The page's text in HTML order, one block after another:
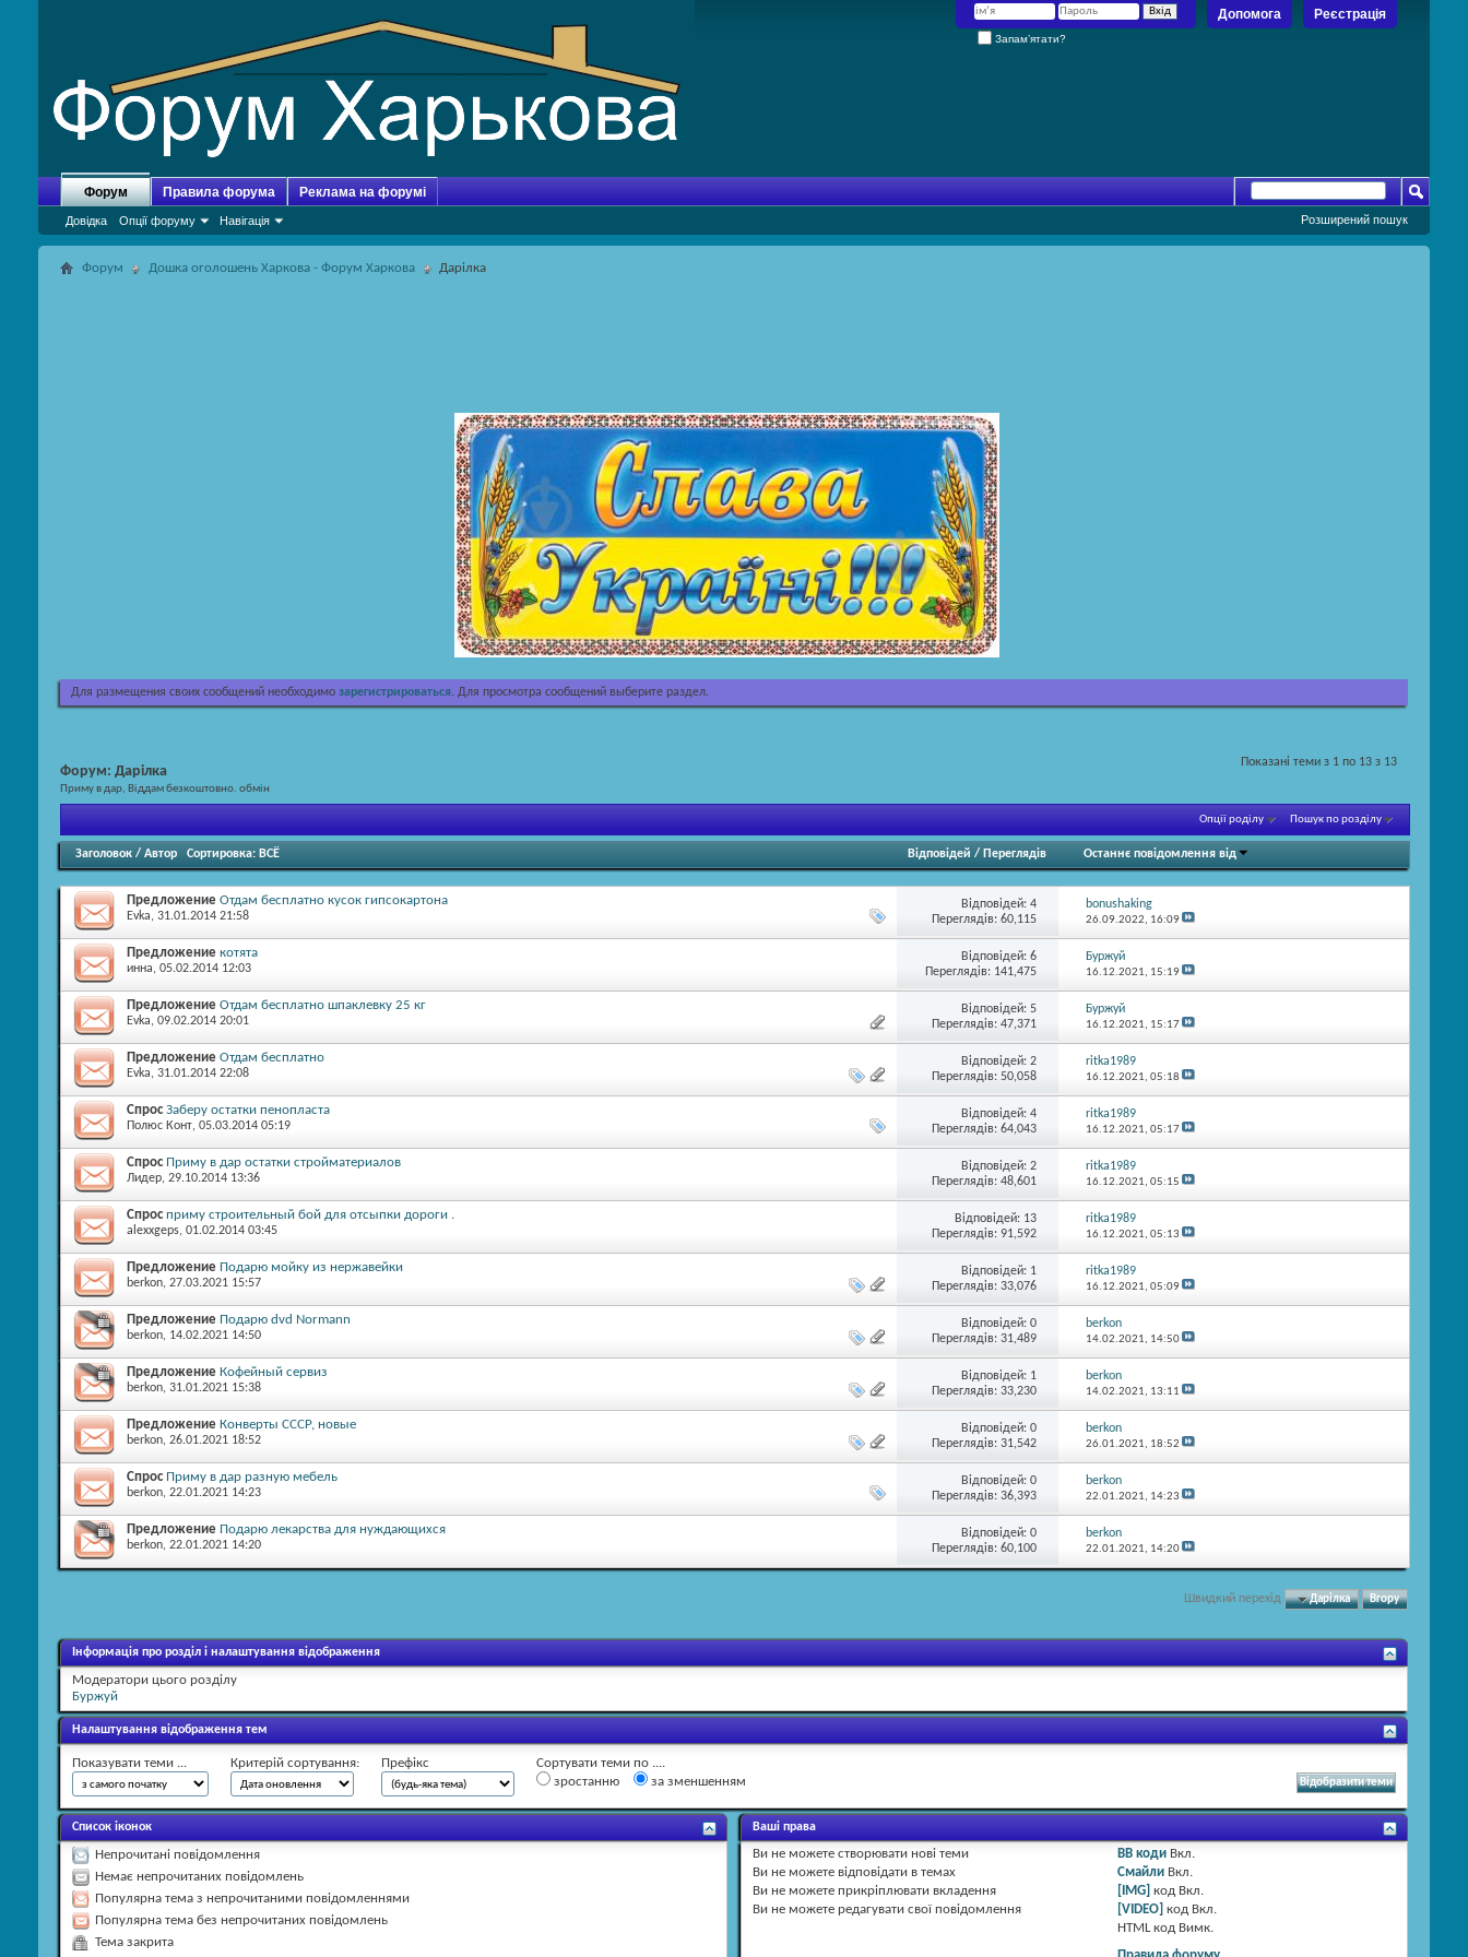
Реєстрація
Допомога
Запам’ятати?
Форум
Довідка Опції форуму Навігація
Правила форума Реклама на форумі
Розширений пошук
Форум Дошка оголошень Харкова - Форум Харкова Дарілка
Для размещения своих сообщений необходимо зарегистрироваться. Для просмотра сообщений выберите раздел.
Показані теми з 1 по 13 з 13
Форум: Дарілка
Приму в дар, Віддам безкоштовно. обмін
Опції роділу Пошук по розділу
Заголовок / Автор Сортировка: ВСЁ Відповідей / Переглядів Останнє повідомлення від
Предложение Отдам бесплатно кусок гипсокартона
Evka, 31.01.2014 21:58
Відповідей:4
Переглядів: 60,115
bonushaking
26.09.2022, 16:09
Предложение котята
инна, 05.02.2014 12:03
Відповідей:6
Переглядів: 141,475
Буржуй
16.12.2021, 15:19
Предложение Отдам бесплатно шпаклевку 25 кг
Evka, 09.02.2014 20:01
Відповідей:5
Переглядів: 47,371
Буржуй
16.12.2021, 15:17
Предложение Отдам бесплатно
Evka, 31.01.2014 22:08
Відповідей:2
Переглядів: 50,058
ritka1989
16.12.2021, 05:18
Спрос Заберу остатки пенопласта
Полюс Конт, 05.03.2014 05:19
Відповідей:4
Переглядів: 64,043
ritka1989
16.12.2021, 05:17
Спрос Приму в дар остатки стройматериалов
Лидер, 29.10.2014 13:36
Відповідей:2
Переглядів: 48,601
ritka1989
16.12.2021, 05:15
Спрос приму строительный бой для отсыпки дороги .
alexxgeps, 01.02.2014 03:45
Відповідей: 13
Переглядів: 91,592
ritka1989
16.12.2021, 05:13
Предложение Подарю мойку из нержавейки
berkon, 27.03.2021 15:57
Відповідей: 1
Переглядів: 33,076
ritka1989
16.12.2021, 05:09
Предложение Подарю dvd Normann
berkon, 14.02.2021 14:50
Відповідей:0
Переглядів: 31,489
berkon
14.02.2021, 14:50
Предложение Кофейный сервиз
berkon, 31.01.2021 15:38
Відповідей: 1
Переглядів: 33,230
berkon
14.02.2021, 13:11
Предложение Конверты СССР, новые
berkon, 26.01.2021 18:52
Відповідей:0
Переглядів: 31,542
berkon
26.01.2021, 18:52
Спрос Приму в дар разную мебель
berkon, 22.01.2021 14:23
Відповідей:0
Переглядів: 36,393
berkon
22.01.2021, 14:23
Предложение Подарю лекарства для нуждающихся
berkon, 22.01.2021 14:20
Відповідей:0
Переглядів: 60,100
berkon
22.01.2021, 14:20
Швидкий перехід Дарілка Вгору
Інформація про розділ і налаштування відображення
Модератори цього розділу
Буржуй
Налаштування відображення тем
Показувати теми ... Критерій сортування: Префікс
Сортувати теми по ....
зростанню
за зменшенням
Список іконок
Непрочитані повідомлення
Немає непрочитаних повідомлень
Популярна тема з непрочитаними повідомленнями
Популярна тема без непрочитаних повідомлень
Тема закрита
Ваші права
Ви не можете створювати нові теми
Ви не можете відповідати в темах
Ви не можете прикріплювати вкладення
Ви не можете редагувати свої повідомлення
BB коди Вкл.
Смайли Вкл.
[IMG] код Вкл.
[VIDEO] код Вкл.
HTML код Вимк.